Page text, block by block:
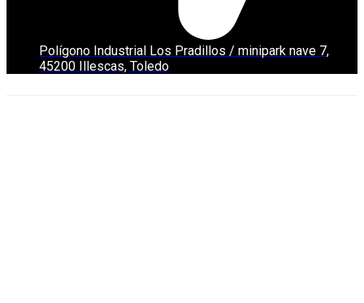
Polígono Industrial Los Pradillos / minipark nave 7,
45200 Illescas, Toledo